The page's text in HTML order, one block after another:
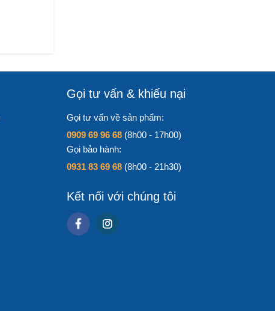
Gọi tư vấn & khiếu nại
Gọi tư vấn về sản phẩm:
0909 69 96 68 (8h00 - 17h00)
Gọi bảo hành:
0931 83 69 68 (8h00 - 21h30)
Kết nối với chúng tôi